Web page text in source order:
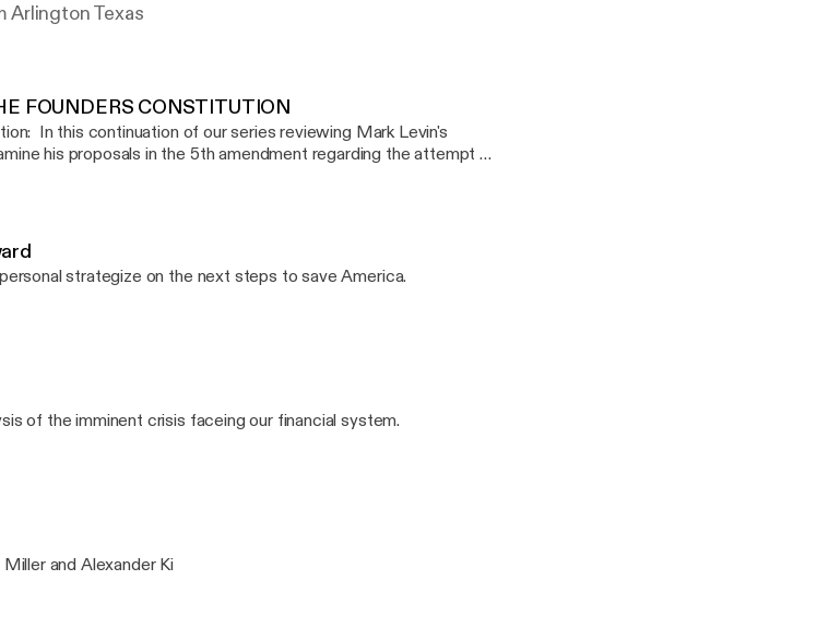
Arlington Texas
FOUNDERS CONSTITUTION
his proposals in the 5th amendment regarding the attempt to
strategize on the next steps to save America.
of the imminent crisis faceing our financial system.
and Alexander Ki